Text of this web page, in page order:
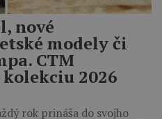
nové
modely či
CTM
2026
rok prináša do svojho